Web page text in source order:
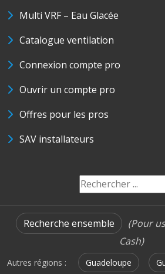
Multi VRF – Eau Glacée
Catalogue ventilation
Connexion compte pro
Ouvrir un compte pro
Offres pour les pros
SAV installateurs
Recherche ensemble
(Pour
Cash)
Autres régions : Guadeloupe